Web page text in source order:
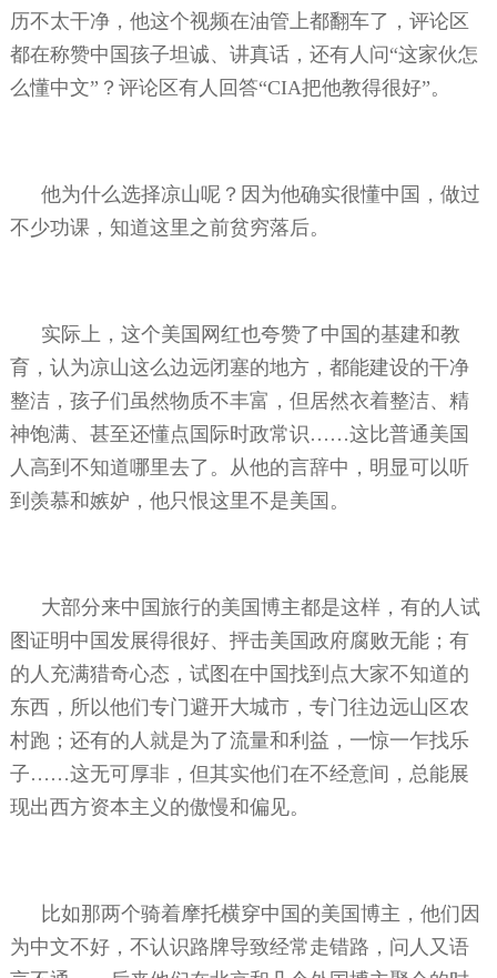
历不太干净，他这个视频在油管上都翻车了，评论区
都在称赞中国孩子坦诚、讲真话，还有人问“这家伙怎
么懂中文”？评论区有人回答“CIA把他教得很好”。
他为什么选择凉山呢？因为他确实很懂中国，做过
不少功课，知道这里之前贫穷落后。
实际上，这个美国网红也夸赞了中国的基建和教
育，认为凉山这么边远闭塞的地方，都能建设的干净
整洁，孩子们虽然物质不丰富，但居然衣着整洁、精
神饱满、甚至还懂点国际时政常识……这比普通美国
人高到不知道哪里去了。从他的言辞中，明显可以听
到羡慕和嫉妒，他只恨这里不是美国。
大部分来中国旅行的美国博主都是这样，有的人试
图证明中国发展得很好、抨击美国政府腐败无能；有
的人充满猎奇心态，试图在中国找到点大家不知道的
东西，所以他们专门避开大城市，专门往边远山区农
村跑；还有的人就是为了流量和利益，一惊一乍找乐
子……这无可厚非，但其实他们在不经意间，总能展
现出西方资本主义的傲慢和偏见。
比如那两个骑着摩托横穿中国的美国博主，他们因
为中文不好，不认识路牌导致经常走错路，问人又语